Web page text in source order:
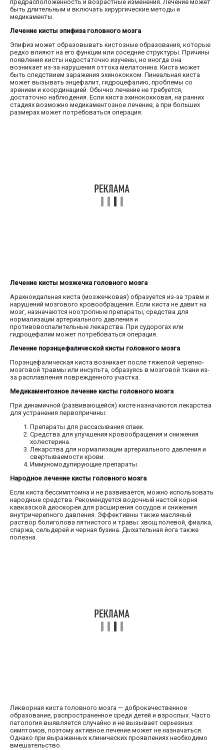
предрасположенность и возрастные изменения. Лечение может
быть длительным и включать хирургические методы и
медикаменты.
Лечение кисты эпифиза головного мозга
Эпифиз может образовывать кистозные образования, которые
редко влияют на его функции или соседние структуры. Причины
появления кисты недостаточно изучены, но иногда она
возникает из-за нарушения оттока мелатонина. Киста может
быть следствием заражения эхинококком. Пинеальная киста
может вызывать энцефалит, гидроцефалию, проблемы со
зрением и координацией. Обычно лечение не требуется,
достаточно наблюдения. Если киста эхинококковая, на ранних
стадиях возможно медикаментозное лечение, а при больших
размерах может потребоваться операция.
Лечение кисты мозжечка головного мозга
Арахноидальная киста (мозжечковая) образуется из-за травм и
нарушений мозгового кровообращения. Если киста не давит на
мозг, назначаются ноотропные препараты, средства для
нормализации артериального давления и
противовоспалительные лекарства. При судорогах или
гидроцефалии может потребоваться операция.
Лечение порэнцефалической кисты головного мозга
Порэнцефалическая киста возникает после тяжелой черепно-
мозговой травмы или инсульта, образуясь в мозговой ткани из-
за расплавления поврежденного участка.
Медикаментозное лечение кисты головного мозга
При динамичной (развивающейся) кисте назначаются лекарства
для устранения первопричины:
Препараты для рассасывания спаек.
Средства для улучшения кровообращения и снижения
холестерина.
Лекарства для нормализации артериального давления и
свертываемости крови.
Иммуномодулирующие препараты.
Народное лечение кисты головного мозга
Если киста бессимптомна и не развивается, можно использовать
народные средства. Рекомендуется водочный настой корня
кавказской диоскореи для расширения сосудов и снижения
внутричерепного давления. Эффективны также масляный
раствор болиголова пятнистого и травы: хвощ полевой, фиалка,
спаржа, сельдерей и черная бузина. Дыхательная йога также
полезна.
Ликворная киста головного мозга — доброкачественное
образование, распространенное среди детей и взрослых. Часто
патология выявляется случайно и не вызывает серьезных
симптомов, поэтому активное лечение может не назначаться.
Однако при выраженных клинических проявлениях необходимо
вмешательство.